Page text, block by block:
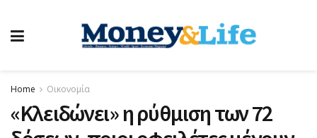
Home Οικονομία
«Κλειδώνει» η ρύθμιση των 72